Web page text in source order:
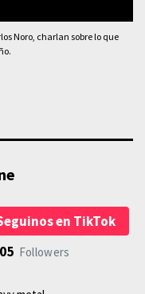
Noro, charlan sobre lo que
en TikTok
Followers